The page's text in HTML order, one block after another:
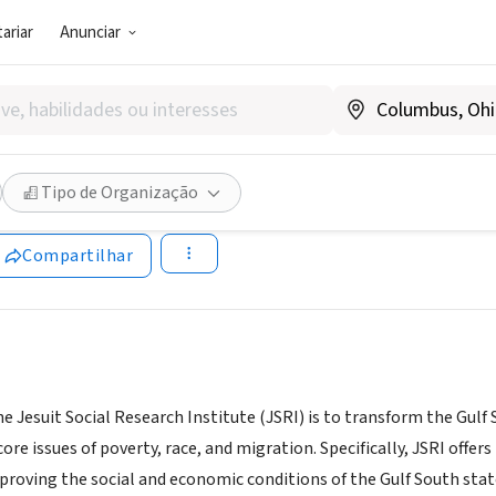
Anunciar
Tipo de Organização
Research Institute
www.loyno.edu/jsri/
Compartilhar
Jesuit Social Research Institute (JSRI) is to transform the
issues of poverty, race, and migration. Specifically, JSRI
the social and economic conditions of the Gulf South